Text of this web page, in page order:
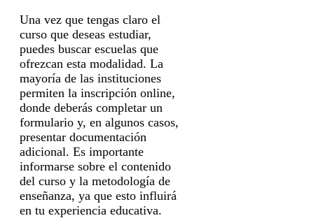
Una vez que tengas claro el
curso que deseas estudiar,
puedes buscar escuelas que
ofrezcan esta modalidad. La
mayoría de las instituciones
permiten la inscripción online,
donde deberás completar un
formulario y, en algunos casos,
presentar documentación
adicional. Es importante
informarse sobre el contenido
del curso y la metodología de
enseñanza, ya que esto influirá
en tu experiencia educativa.